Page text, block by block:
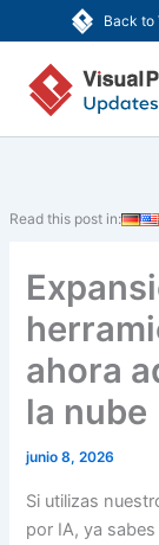
Back to
al
contenido
Read this post in:
ahora
la nube
junio 8, 2026
Si utilizas
por IA, ya